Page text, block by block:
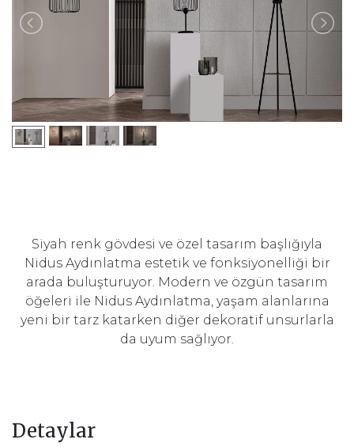
Siyah renk gövdesi ve özel tasarım başlığıyla
Nidus Aydınlatma estetik ve fonksiyonelliği bir
arada buluşturuyor. Modern ve özgün tasarım
öğeleri ile Nidus Aydınlatma, yaşam alanlarına
yeni bir tarz katarken diğer dekoratif unsurlarla
da uyum sağlıyor.
Detaylar